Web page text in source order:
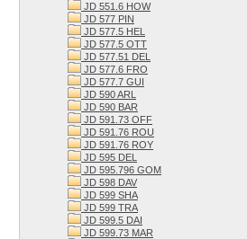
JD 551.6 HOW
JD 577 PIN
JD 577.5 HEL
JD 577.5 OTT
JD 577.51 DEL
JD 577.6 FRO
JD 577.7 GUI
JD 590 ARL
JD 590 BAR
JD 591.73 OFF
JD 591.76 ROU
JD 591.76 ROY
JD 595 DEL
JD 595.796 GOM
JD 598 DAV
JD 599 SHA
JD 599 TRA
JD 599.5 DAI
JD 599.73 MAR